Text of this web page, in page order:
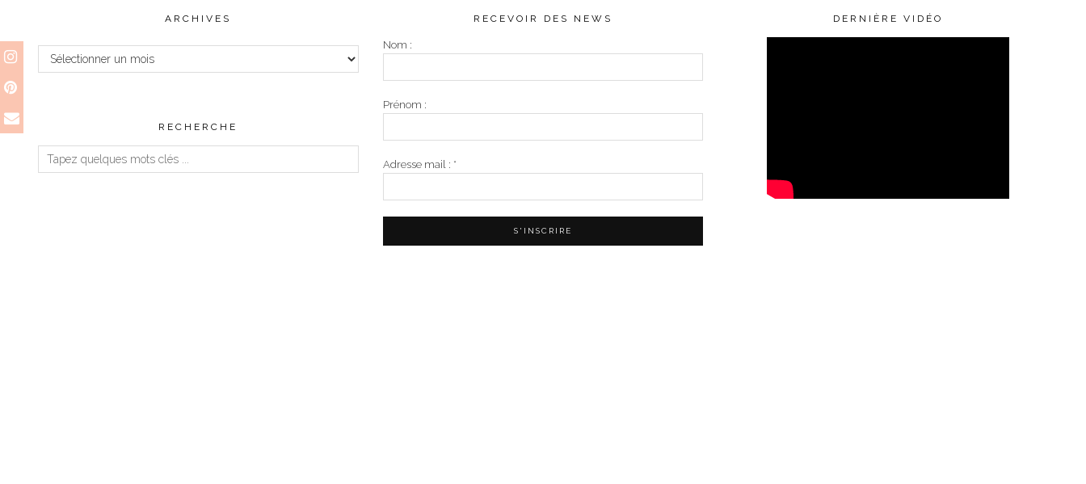
ARCHIVES
Archives
RECHERCHE
RECEVOIR DES NEWS
Nom :
Prénom :
Adresse mail : *
DERNIÈRE VIDÉO